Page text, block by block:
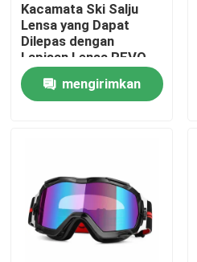
Rumah
Produk
Tur Pabrik
Hubungi kami
Kacamata Ski Salju
Lensa yang Dapat
Dilepas dengan
Lapisan Lensa REVO
Penuh dan Tali yang
Dapat Dilepas
mengirimkan